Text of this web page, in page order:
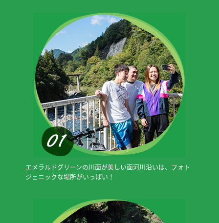
エメラルドグリーンの川面が美しい面河川沿いは、フォト
ジェニックな場所がいっぱい！